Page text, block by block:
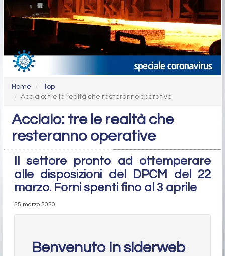
Home
Top
Acciaio: tre le realtà che resteranno operative
Acciaio: tre le realtà che
resteranno operative
Il settore pronto ad ottemperare
alle disposizioni del DPCM del 22
marzo. Forni spenti fino al 3 aprile
25 marzo 2020
Benvenuto in siderweb